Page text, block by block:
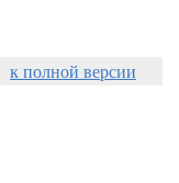
к полной версии